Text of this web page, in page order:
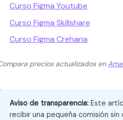
Curso Figma Youtube
Curso Figma Skillshare
Curso Figma Crehana
precios actualizados en
Aviso de transparencia: Este
recibir una pequeña comisión